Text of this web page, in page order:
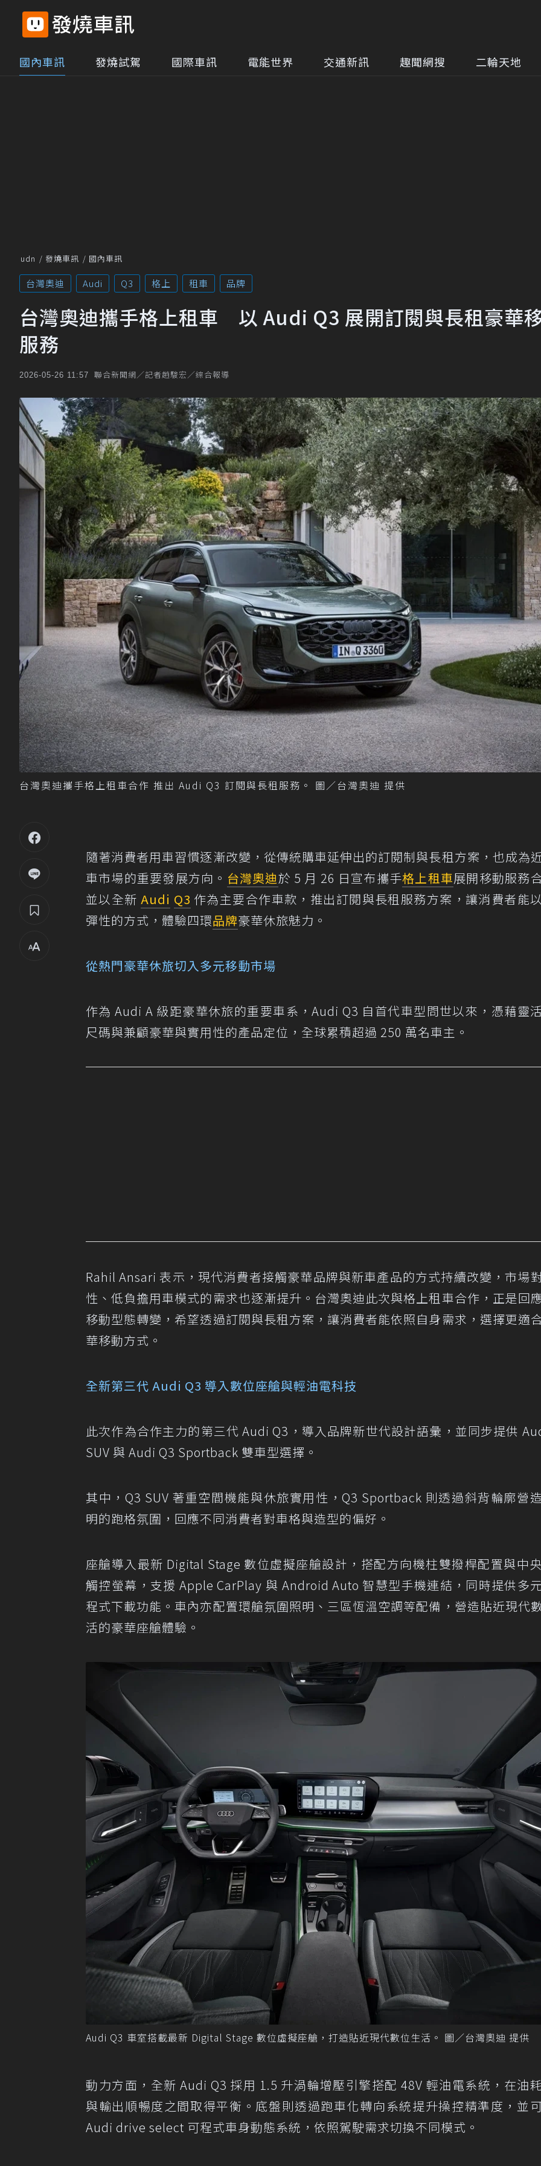
國內車訊 發燒試駕 國際車訊 電能世界 交通新訊 趣聞網搜 二輪天地
udn 發燒車訊 國內車訊
台灣奧迪 Audi Q3 格上 租車 品牌
台灣奧迪攜手格上租車 以 Audi Q3 展開訂閱與長租豪華
服務
2026-05-26 11:57 聯合新聞網／記者趙駿宏／綜合報導
台灣奧迪攜手格上租車合作 推出 Audi Q3 訂閱與長租服務。 圖／台灣奧迪 提供
隨著消費者用車習慣逐漸改變，從傳統購車延伸出的訂閱制與長租方案，也成為
車市場的重要發展方向。 台灣奧迪於 5 月 26 日宣布攜手格上租車展開移動服務
並以全新Audi Q3 作為主要合作車款，推出訂閱與長租服務方案，讓消費者能
彈性的方式，體驗四環品牌豪華休旅魅力。
從熱門豪華休旅切入多元移動市場
作為 Audi A 級距豪華休旅的重要車系，Audi Q3 自首代車型問世以來，憑藉靈
尺碼與兼顧豪華與實用性的產品定位，全球累積超過 250 萬名車主。
Rahil Ansari 表示，現代消費者接觸豪華品牌與新車產品的方式持續改變，市場
性、低負擔用車模式的需求也逐漸提升。台灣奧迪此次與格上租車合作，正是回
移動型態轉變，希望透過訂閱與長租方案，讓消費者能依照自身需求，選擇更適
華移動方式。
全新第三代 Audi Q3 導入數位座艙與輕油電科技
此次作為合作主力的第三代 Audi Q3，導入品牌新世代設計語彙，並同步提供
SUV 與 Audi Q3 Sportback 雙車型選擇。
其中，Q3 SUV 著重空間機能與休旅實用性，Q3 Sportback 則透過斜背輪廓營
明的跑格氛圍，回應不同消費者對車格與造型的偏好。
座艙導入最新 Digital Stage 數位虛擬座艙設計，搭配方向機柱雙撥桿配置與中
觸控螢幕，支援 Apple CarPlay 與 Android Auto 智慧型手機連結，同時提供多
程式下載功能。車內亦配置環艙氛圍照明、三區恆溫空調等配備，營造貼近現代
活的豪華座艙體驗。
Audi Q3 車室搭載最新 Digital Stage 數位虛擬座艙，打造貼近現代數位生活。 圖／台灣奧迪 提供
動力方面，全新 Audi Q3 採用 1.5 升渦輪增壓引擎搭配 48V 輕油電系統，在油
與輸出順暢度之間取得平衡。底盤則透過跑車化轉向系統提升操控精準度，並
Audi drive select 可程式車身動態系統，依照駕駛需求切換不同模式。